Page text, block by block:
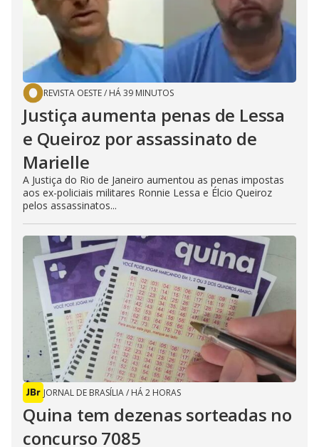
REVISTA OESTE/ HÁ 39 MINUTOS
Justiça aumenta penas de Lessa
e Queiroz por assassinato de
Marielle
A Justiça do Rio de Janeiro aumentou as penas impostas
aos ex-policiais militares Ronnie Lessa e Élcio Queiroz
pelos assassinatos...
JORNAL DE BRASÍLIA/ HÁ 2 HORAS
Quina tem dezenas sorteadas no
concurso 7085